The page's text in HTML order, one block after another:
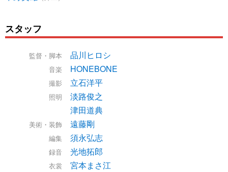
スタッフ
監督・脚本 品川ヒロシ
音楽 HONEBONE
撮影 立石洋平
照明
淡路俊之
津田道典
美術・装飾 遠藤剛
編集 須永弘志
録音 光地拓郎
衣裳 宮本まさ江